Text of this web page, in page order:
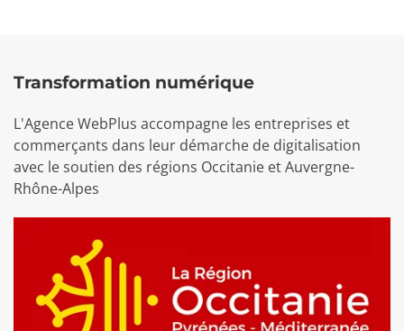
Transformation numérique
L'Agence WebPlus accompagne les entreprises et
commerçants dans leur démarche de digitalisation
avec le soutien des régions Occitanie et Auvergne-
Rhône-Alpes